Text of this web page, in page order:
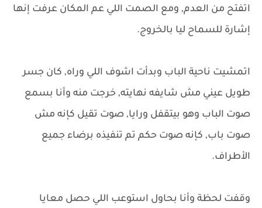
اتفتح من العدم, ومع الصمت اللي عم المكان عرفت إنها
إشارة للسماح ليا بالخروج.
اتمشيت ناحية الباب وبدأت اشوف اللي وراه, كان جسر
طويل عيني مش شايفه نهايته, خرجت منه وأنا بسمع
صوت الباب وهو بيتقفل ورايا, صوت تقيل كإنه مش
صوت باب, كإنه صوت حكم تم تنفيذه برضاء جميع
الأطراف.
وقفت لحظة وأنا بحاول استوعب اللي حصل معايا